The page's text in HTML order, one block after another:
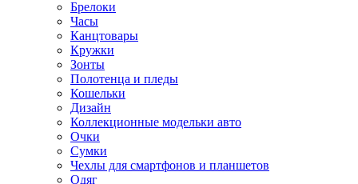
Брелоки
Часы
Канцтовары
Кружки
Зонты
Полотенца и пледы
Кошельки
Дизайн
Коллекционные модельки авто
Очки
Сумки
Чехлы для смартфонов и планшетов
Одяг